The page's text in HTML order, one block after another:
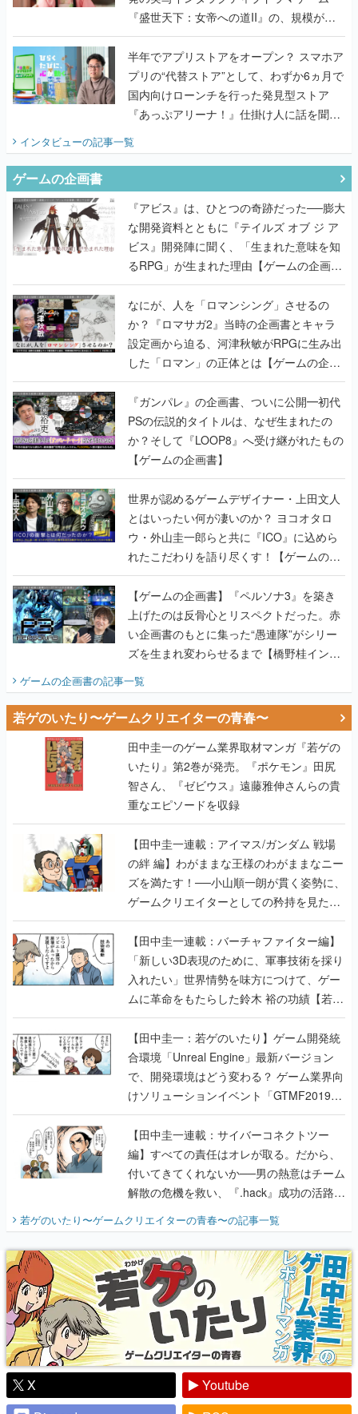
『盛世天下：女帝への道II』の、規模が違
うこだわりをプロデューサーに聞いた
半年でアプリストアをオープン？ スマホア
プリの“代替ストア”として、わずか6ヵ月で
国内向けローンチを行った発見型ストア
『あっぷアリーナ！』仕掛け人に話を聞い
インタビューの記事一覧
ゲームの企画書
『アビス』は、ひとつの奇跡だった──膨大
な開発資料とともに『テイルズ オブ ジ ア
ビス』開発陣に聞く、「生まれた意味を知
るRPG」が生まれた理由【ゲームの企画
書】
なにが、人を「ロマンシング」させるの
か？『ロマサガ2』当時の企画書とキャラ
設定画から迫る、河津秋敏がRPGに生み出
した「ロマン」の正体とは【ゲームの企画
書】
『ガンパレ』の企画書、ついに公開━初代
PSの伝説的タイトルは、なぜ生まれたの
か？そして『LOOP8』へ受け継がれたもの
【ゲームの企画書】
世界が認めるゲームデザイナー・上田文人
とはいったい何が凄いのか？ ヨコオタロ
ウ・外山圭一郎らと共に『ICO』に込めら
れたこだわりを語り尽くす！【ゲームの企
画書】
【ゲームの企画書】『ペルソナ3』を築き
上げたのは反骨心とリスペクトだった。赤
い企画書のもとに集った“愚連隊”がシリー
ズを生まれ変わらせるまで【橋野桂インタ
ゲームの企画書の記事一覧
若ゲのいたり〜ゲームクリエイターの青春〜
田中圭一のゲーム業界取材マンガ『若ゲの
いたり』第2巻が発売。『ポケモン』田尻
智さん、『ゼビウス』遠藤雅伸さんらの貴
重なエピソードを収録
【田中圭一連載：アイマス/ガンダム 戦場
の絆 編】わがままな王様のわがままなニー
ズを満たす！──小山順一朗が貫く姿勢に、
ゲームクリエイターとしての矜持を見た
【若ゲのいたり最終回】
【田中圭一連載：バーチャファイター編】
「新しい3D表現のために、軍事技術を採り
入れたい」世界情勢を味方につけて、ゲー
ムに革命をもたらした鈴木 裕の功績【若ゲ
のいたり】
【田中圭一：若ゲのいたり】ゲーム開発統
合環境「Unreal Engine」最新バージョン
で、開発環境はどう変わる？ ゲーム業界向
けソリューションイベント「GTMF2019」
に行って、より理解を深めよう【PR】
【田中圭一連載：サイバーコネクトツー
編】すべての責任はオレが取る。だから、
付いてきてくれないか──男の熱意はチーム
解散の危機を救い、『.hack』成功の活路を
『少年ジャンプ』色だった【若ゲのいた
り】
若ゲのいたり〜ゲームクリエイターの青春〜の記事一覧
X
Youtube